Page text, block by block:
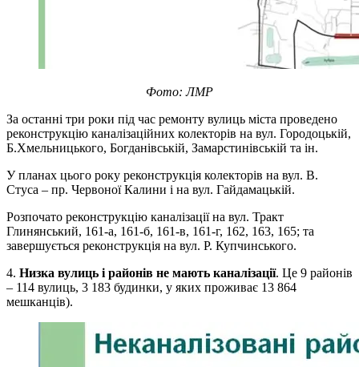
Фото: ЛМР
За останні три роки під час ремонту вулиць міста проведено
реконструкцію каналізаційних колекторів на вул. Городоцькій,
Б.Хмельницького, Богданівській, Замарстинівській та ін.
У планах цього року реконструкція колекторів на вул. В.
Стуса – пр. Червоної Калини і на вул. Гайдамацькій.
Розпочато реконструкцію каналізації на вул. Тракт
Глинянський, 161-а, 161-б, 161-в, 161-г, 162, 163, 165; та
завершується реконструкція на вул. Р. Купчинського.
4. Низка вулиць і районів не мають каналізації. Це 9 районів
– 114 вулиць, 3 183 будинки, у яких проживає 13 864
мешканців).